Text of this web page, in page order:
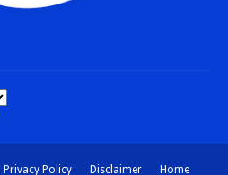
Privacy Policy Disclaimer Home